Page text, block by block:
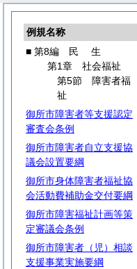
例規名称
■ 第8編
民 生
第1章 社会福祉
第5節 障害者福
祉
御所市障害者等支援認定
審査会条例
御所市障害者自立支援協
議会設置要綱
御所市身体障害者福祉協
会活動費補助金交付要綱
御所市障害福祉計画等策
定審議会条例
御所市障害者（児）相談
支援事業実施要綱